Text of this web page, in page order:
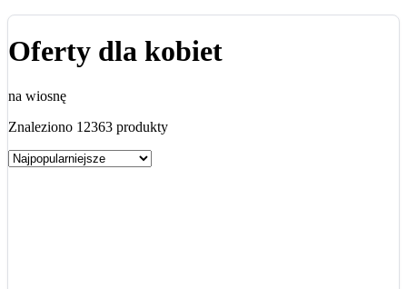
Oferty dla kobiet
na wiosnę
Znaleziono 12363 produkty